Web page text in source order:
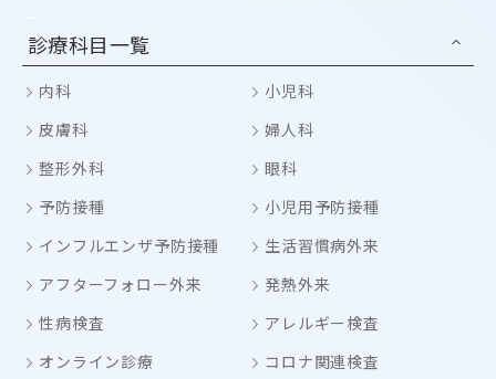
診療科目一覧
内科
小児科
皮膚科
婦人科
整形外科
眼科
予防接種
小児用予防接種
インフルエンザ予防接種
生活習慣病外来
アフターフォロー外来
発熱外来
性病検査
アレルギー検査
オンライン診療
コロナ関連検査